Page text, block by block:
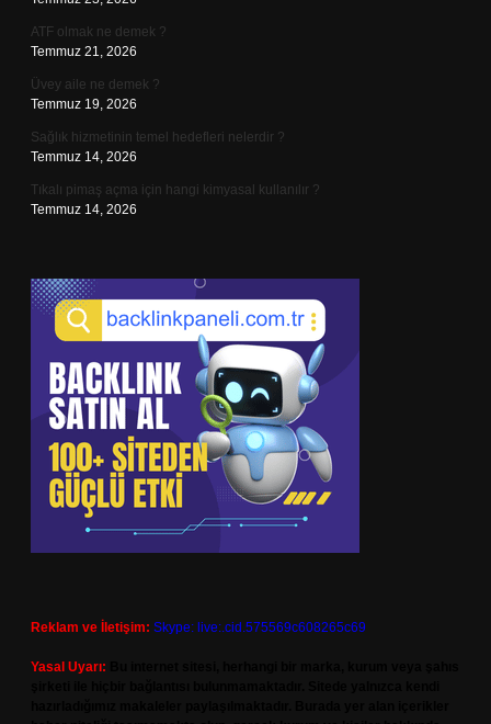
ATF olmak ne demek ?
Temmuz 21, 2026
Üvey aile ne demek ?
Temmuz 19, 2026
Sağlık hizmetinin temel hedefleri nelerdir ?
Temmuz 14, 2026
Tıkalı pimaş açma için hangi kimyasal kullanılır ?
Temmuz 14, 2026
Reklam ve İletişim: Skype: live:.cid.575569c608265c69
Yasal Uyarı: